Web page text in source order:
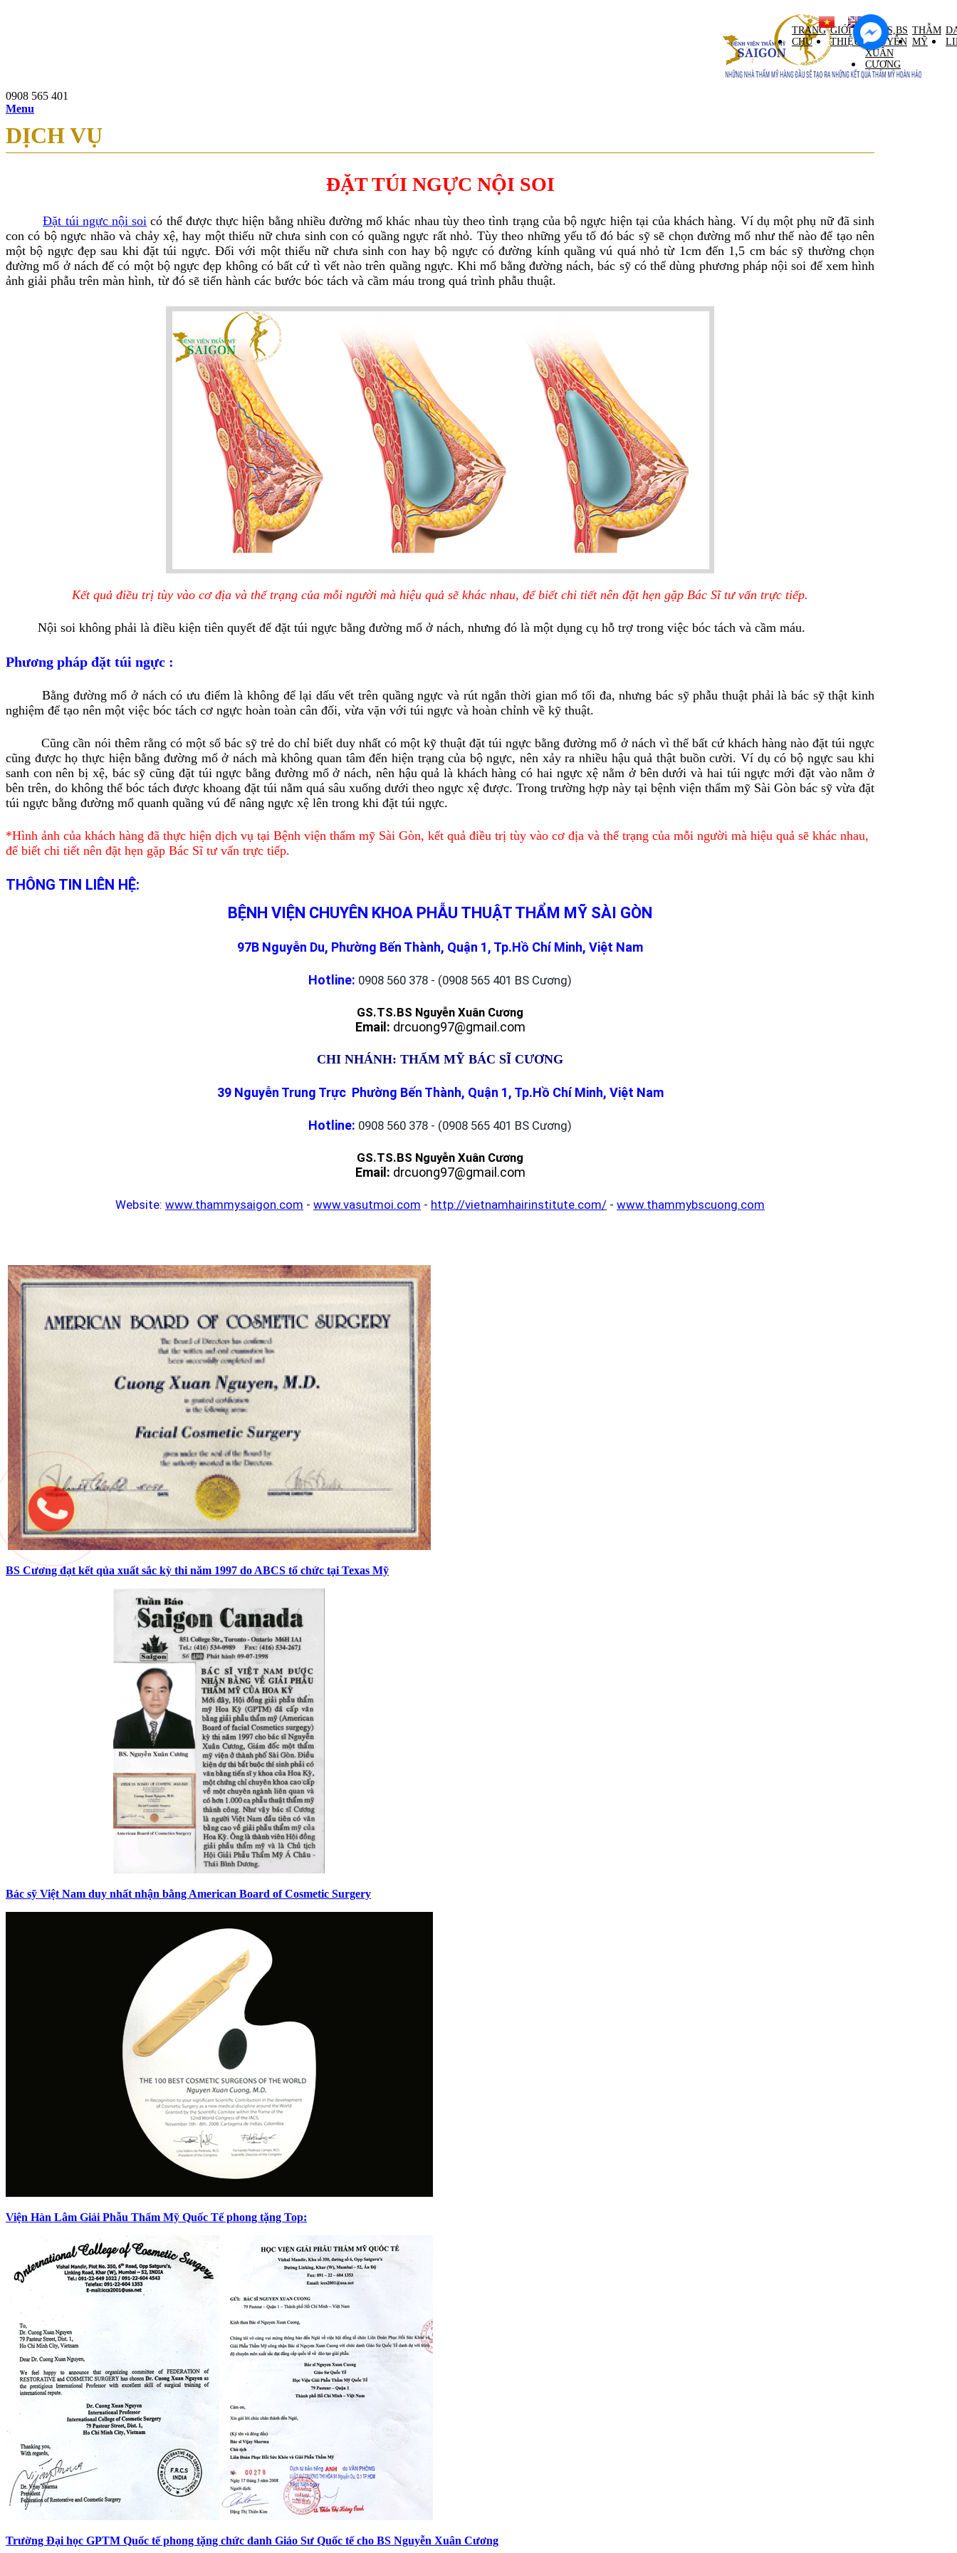
TRANG
CHỦ
GIỚI
THIỆU
GS,TS,BS
NGUYỄN
XUÂN
CƯƠNG
THẪM
MỸ
0908 565 401
Menu
DỊCH VỤ
ĐẶT TÚI NGỰC NỘI SOI
Đặt túi ngực nội soi có thể được thực hiện bằng nhiều đường mổ khác nhau tùy theo tình trạng của bộ ngực hiện tại của khách hàng. Ví dụ một phụ nữ đã sinh
con có bộ ngực nhão và chảy xệ, hay một thiếu nữ chưa sinh con có quầng ngực rất nhỏ. Tùy theo những yếu tố đó bác sỹ sẽ chọn đường mổ như thế nào để tạo nên
một bộ ngực đẹp sau khi đặt túi ngực. Đối với một thiếu nữ chưa sinh con hay bộ ngực có đường kính quầng vú quá nhỏ từ 1cm đến 1,5 cm bác sỹ thường chọn
đường mổ ở nách để có một bộ ngực đẹp không có bất cứ tì vết nào trên quầng ngực. Khi mổ bằng đường nách, bác sỹ có thể dùng phương pháp nội soi để xem hình
ảnh giải phẫu trên màn hình, từ đó sẽ tiến hành các bước bóc tách và cầm máu trong quá trình phẫu thuật.
Kết quả điều trị tùy vào cơ địa và thể trạng của mỗi người mà hiệu quả sẽ khác nhau, để biết chi tiết nên đặt hẹn gặp Bác Sĩ tư vấn trực tiếp.
Nội soi không phải là điều kiện tiên quyết để đặt túi ngực bằng đường mổ ở nách, nhưng đó là một dụng cụ hỗ trợ trong việc bóc tách và cầm máu.
Phương pháp đặt túi ngực :
Bằng đường mổ ở nách có ưu điểm là không để lại dấu vết trên quầng ngực và rút ngắn thời gian mổ tối đa, nhưng bác sỹ phẫu thuật phải là bác sỹ thật kinh
nghiệm để tạo nên một việc bóc tách cơ ngực hoàn toàn cân đối, vừa vặn với túi ngực và hoàn chỉnh về kỹ thuật.
Cũng cần nói thêm rằng có một số bác sỹ trẻ do chỉ biết duy nhất có một kỹ thuật đặt túi ngực bằng đường mổ ở nách vì thế bất cứ khách hàng nào đặt túi ngực
cũng được họ thực hiện bằng đường mổ ở nách mà không quan tâm đến hiện trạng của bộ ngực, nên xảy ra nhiều hậu quả thật buồn cười. Ví dụ có bộ ngực sau khi
sanh con nên bị xệ, bác sỹ cũng đặt túi ngực bằng đường mổ ở nách, nên hậu quả là khách hàng có hai ngực xệ nằm ở bên dưới và hai túi ngực mới đặt vào nằm ở
bên trên, do không thể bóc tách được khoang đặt túi nằm quá sâu xuống dưới theo ngực xệ được. Trong trường hợp này tại bệnh viện thẩm mỹ Sài Gòn bác sỹ vừa đặt
túi ngực bằng đường mổ quanh quầng vú để nâng ngực xệ lên trong khi đặt túi ngực.
*Hình ảnh của khách hàng đã thực hiện dịch vụ tại Bệnh viện thẩm mỹ Sài Gòn, kết quả điều trị tùy vào cơ địa và thể trạng của mỗi người mà hiệu quả sẽ khác nhau,
để biết chi tiết nên đặt hẹn gặp Bác Sĩ tư vấn trực tiếp.
THÔNG TIN LIÊN HỆ:
BỆNH VIỆN CHUYÊN KHOA PHẪU THUẬT THẨM MỸ SÀI GÒN
97B Nguyễn Du, Phường Bến Thành, Quận 1, Tp.Hồ Chí Minh, Việt Nam
Hotline: 0908 560 378 - (0908 565 401 BS Cương)
GS.TS.BS Nguyễn Xuân Cương
Email: drcuong97@gmail.com
CHI NHÁNH: THẨM MỸ BÁC SĨ CƯƠNG
39 Nguyễn Trung Trực Phường Bến Thành, Quận 1, Tp.Hồ Chí Minh, Việt Nam
Hotline: 0908 560 378 - (0908 565 401 BS Cương)
GS.TS.BS Nguyễn Xuân Cương
Email: drcuong97@gmail.com
Website: www.thammysaigon.com - www.vasutmoi.com - http://vietnamhairinstitute.com/ - www.thammybscuong.com
BS Cương đạt kết qủa xuất sắc kỳ thi năm 1997 do ABCS tổ chức tại Texas Mỹ
Bác sỹ Việt Nam duy nhất nhận bằng American Board of Cosmetic Surgery
Viện Hàn Lâm Giải Phẫu Thẩm Mỹ Quốc Tế phong tặng Top:
Trường Đại học GPTM Quốc tế phong tặng chức danh Giáo Sư Quốc tế cho BS Nguyễn Xuân Cương